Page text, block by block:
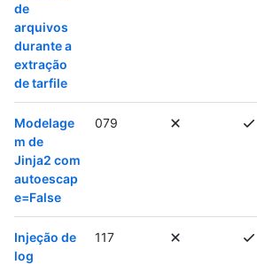
de
arquivos
durante a
extração
de tarfile
Modelage
m de
Jinja2 com
autoescap
e=False
079
Injeção de
log
117